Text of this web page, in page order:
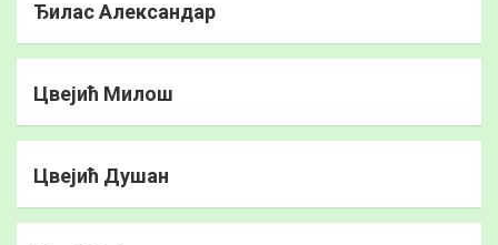
Ђилас Александар
Цвејић Милош
Цвејић Душан